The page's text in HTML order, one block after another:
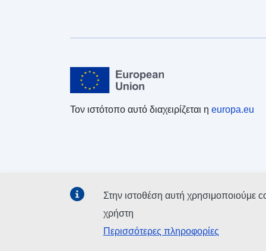
Τον ιστότοπο αυτό διαχειρίζεται η europa.eu
Στην ιστοθέση αυτή χρησιμοποιούμε
χρήστη
Περισσότερες πληροφορίες